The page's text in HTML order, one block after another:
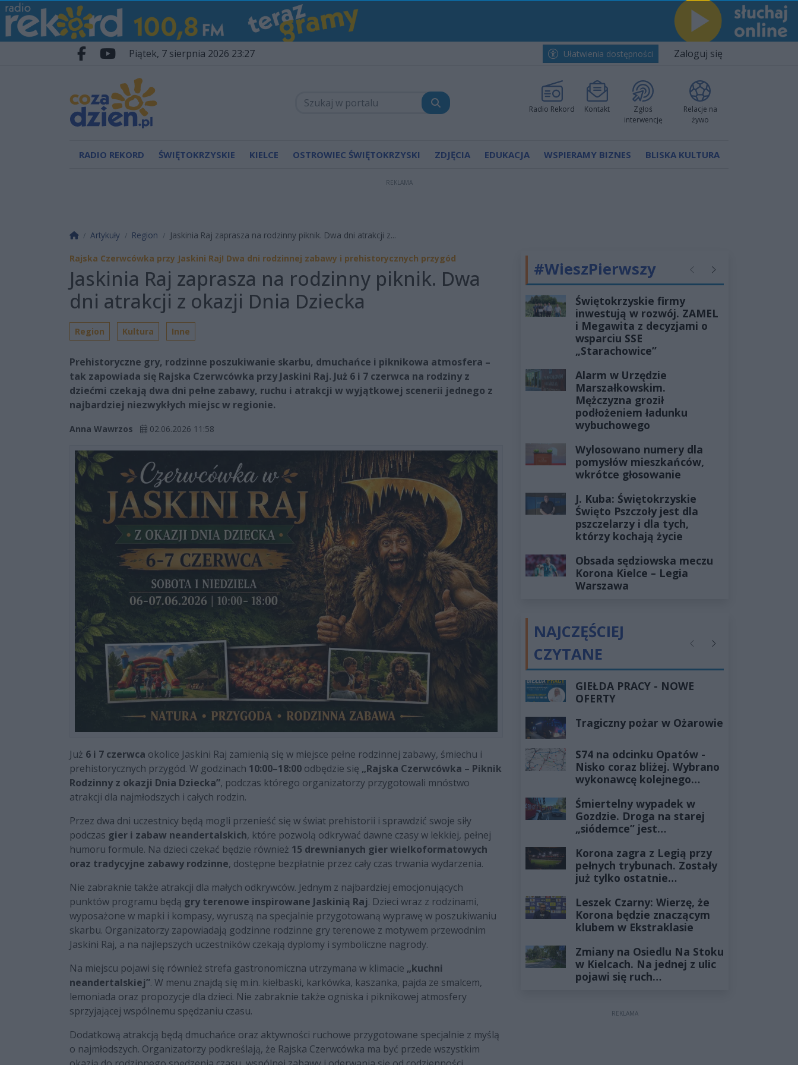
Przejdź do głównych treści
Przejdź do wyszukiwarki
Przejdź do głównego menu
Facebook.com
Youtube.com
piątek, 7 sierpnia 2026 23:27 Ułatwienia dostępności Zaloguj się
Radio Rekord Kontakt
Zgłoś
interwencję
Relacje na
żywo
RADIO REKORD ŚWIĘTOKRZYSKIE KIELCE OSTROWIEC ŚWIĘTOKRZYSKI ZDJĘCIA EDUKACJA WSPIERAMY BIZNES BLISKA KULTURA
REKLAMA
Strona główna
Artykuły Region Jaskinia Raj zaprasza na rodzinny piknik. Dwa dni atrakcji z...
Rajska Czerwcówka przy Jaskini Raj! Dwa dni rodzinnej zabawy i prehistorycznych przygód
Jaskinia Raj zaprasza na rodzinny piknik. Dwa
dni atrakcji z okazji Dnia Dziecka
Region Kultura Inne
Prehistoryczne gry, rodzinne poszukiwanie skarbu, dmuchańce i piknikowa atmosfera –
tak zapowiada się Rajska Czerwcówka przy Jaskini Raj. Już 6 i 7 czerwca na rodziny z
dziećmi czekają dwa dni pełne zabawy, ruchu i atrakcji w wyjątkowej scenerii jednego z
najbardziej niezwykłych miejsc w regionie.
Anna Wawrzos 02.06.2026 11:58
Już 6 i 7 czerwca okolice Jaskini Raj zamienią się w miejsce pełne rodzinnej zabawy, śmiechu i
prehistorycznych przygód. W godzinach 10:00–18:00 odbędzie się „Rajska Czerwcówka – Piknik
Rodzinny z okazji Dnia Dziecka”, podczas którego organizatorzy przygotowali mnóstwo
atrakcji dla najmłodszych i całych rodzin.
Przez dwa dni uczestnicy będą mogli przenieść się w świat prehistorii i sprawdzić swoje siły
podczas gier i zabaw neandertalskich, które pozwolą odkrywać dawne czasy w lekkiej, pełnej
humoru formule. Na dzieci czekać będzie również 15 drewnianych gier wielkoformatowych
oraz tradycyjne zabawy rodzinne, dostępne bezpłatnie przez cały czas trwania wydarzenia.
Nie zabraknie także atrakcji dla małych odkrywców. Jednym z najbardziej emocjonujących
punktów programu będą gry terenowe inspirowane Jaskinią Raj. Dzieci wraz z rodzinami,
wyposażone w mapki i kompasy, wyruszą na specjalnie przygotowaną wyprawę w poszukiwaniu
skarbu. Organizatorzy zapowiadają godzinne rodzinne gry terenowe z motywem przewodnim
Jaskini Raj, a na najlepszych uczestników czekają dyplomy i symboliczne nagrody.
Na miejscu pojawi się również strefa gastronomiczna utrzymana w klimacie „kuchni
neandertalskiej”. W menu znajdą się m.in. kiełbaski, karkówka, kaszanka, pajda ze smalcem,
lemoniada oraz propozycje dla dzieci. Nie zabraknie także ogniska i piknikowej atmosfery
sprzyjającej wspólnemu spędzaniu czasu.
Dodatkową atrakcją będą dmuchańce oraz aktywności ruchowe przygotowane specjalnie z myślą
o najmłodszych. Organizatorzy podkreślają, że Rajska Czerwcówka ma być przede wszystkim
#WieszPierwszy PoprzednieNastępne
Świętokrzyskie firmy
inwestują w rozwój. ZAMEL
i Megawita z decyzjami o
wsparciu SSE
„Starachowice”
Alarm w Urzędzie
Marszałkowskim.
Mężczyzna groził
podłożeniem ładunku
wybuchowego
Wylosowano numery dla
pomysłów mieszkańców,
wkrótce głosowanie
J. Kuba: Świętokrzyskie
Święto Pszczoły jest dla
pszczelarzy i dla tych,
którzy kochają życie
Obsada sędziowska meczu
Korona Kielce – Legia
Warszawa
NAJCZĘŚCIEJ
CZYTANE
PoprzednieNastępne
GIEŁDA PRACY - NOWE
OFERTY
Tragiczny pożar w Ożarowie
S74 na odcinku Opatów -
Nisko coraz bliżej. Wybrano
wykonawcę kolejnego
Śmiertelny wypadek w
Gozdzie. Droga na starej
„siódemce” jest
Korona zagra z Legią przy
pełnych trybunach. Zostały
już tylko ostatnie
Leszek Czarny: Wierzę, że
Korona będzie znaczącym
klubem w Ekstraklasie
Zmiany na Osiedlu Na Stoku
w Kielcach. Na jednej z ulic
pojawi się ruch
REKLAMA